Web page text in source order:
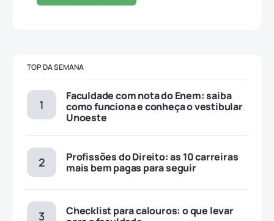
TOP DA SEMANA
Faculdade com nota do Enem: saiba
como funciona e conheça o vestibular
Unoeste
Profissões do Direito: as 10 carreiras
mais bem pagas para seguir
Checklist para calouros: o que levar